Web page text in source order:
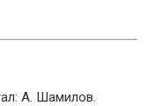
А. Шамилов.